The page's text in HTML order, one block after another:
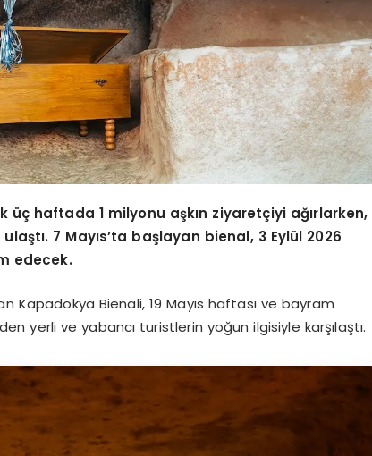
üç haftada 1 milyonu aşkın ziyaretçiyi ağırlarken,
7 Mayıs’ta başlayan bienal, 3 Eylül 2026
edecek.
Kapadokya Bienali, 19 Mayıs haftası ve bayram
yerli ve yabancı turistlerin yoğun ilgisiyle karşılaştı.